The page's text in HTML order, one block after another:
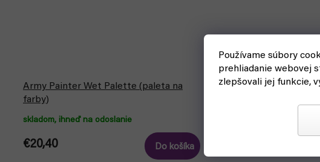
Používame súbory
prehliadanie webovej
zlepšovali jej funkcie,
Army Painter Wet Palette (paleta na
farby)
skladom, ihneď na odoslanie
€20,40 Do košíka
skladom, ihneď na